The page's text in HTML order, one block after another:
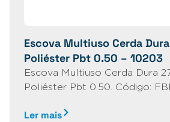
Escova Multiuso Cerda
Poliéster Pbt 0.50 – 10203
Escova Multiuso Cerda Dura
Poliéster Pbt 0.50. Código:
Ler mais